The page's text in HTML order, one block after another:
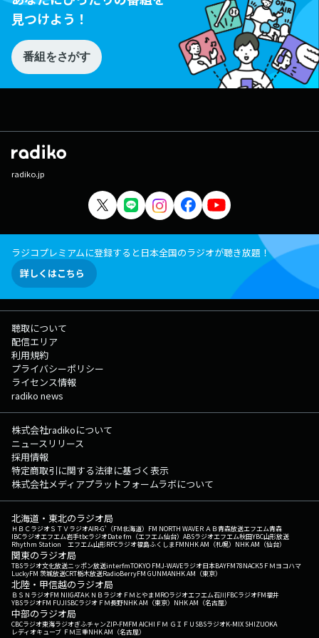
見つけよう！
番組をさがす
radiko.jp
ラジコプレミアムに登録すると日本全国のラジオが聴き放題！
詳しくはこちら
聴取について
配信エリア
利用規約
プライバシーポリシー
ライセンス情報
radiko news
株式会社radikoについて
ニュースリリース
採用情報
特定商取引に関する法律に基づく表示
株式会社メディアプラットフォームラボについて
北海道・東北のラジオ局
ＨＢＣラジオＳＴＶラジオAIR-G'（FM北海道） FM NORTH WAVEＲＡＢ青森放送エフエム青森
IBCラジオエフエム岩手tbcラジオDate fm（エフエム仙台） ABSラジオエフエム秋田YBC山形放送
Rhythm Station エフエム山形RFCラジオ福島ふくしまFMNHK AM（札幌） NHK AM（仙台）
関東のラジオ局
TBSラジオ文化放送ニッポン放送interfmTOKYO FMJ-WAVEラジオ日本BAYFM78NACK5 ＦＭヨコハマ
LuckyFM 茨城放送CRT栃木放送RadioBerryFM GUNMANHK AM（東京）
北陸・甲信越のラジオ局
ＢＳＮラジオFM NIIGATAＫＮＢラジオ ＦＭとやまMROラジオエフエム石川FBCラジオFM福井
YBSラジオFM FUJISBCラジオ ＦＭ長野NHK AM（東京） NHK AM（名古屋）
中部のラジオ局
CBCラジオ東海ラジオぎふチャンZIP-FMFM AICHI ＦＭ ＧＩＦＵ SBSラジオK-MIX SHIZUOKA
レディオキューブ ＦＭ三重NHK AM（名古屋）